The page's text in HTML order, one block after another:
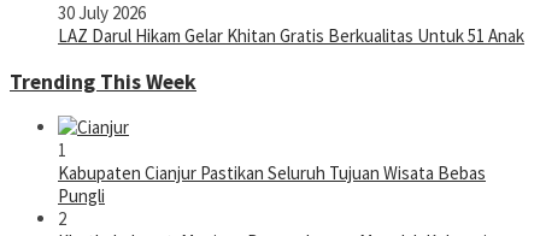
30 July 2026
LAZ Darul Hikam Gelar Khitan Gratis Berkualitas Untuk 51 Anak
Trending This Week
1
Kabupaten Cianjur Pastikan Seluruh Tujuan Wisata Bebas
Pungli
2